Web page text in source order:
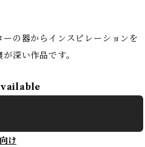
の器からインスピレーションを
深い作品です。
け